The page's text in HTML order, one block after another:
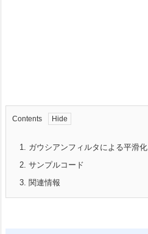
Contents
1.
ガウシアンフィルタによる平滑化
2. サンプルコード
3. 関連情報